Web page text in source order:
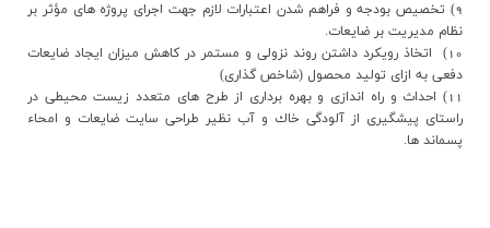
9) تخصيص بودجه و فراهم شدن اعتبارات لازم جهت اجراي پروژه هاي مؤثر بر
نظام مديريت بر ضايعات.
10) اتخاذ رويکرد داشتن روند نزولي و مستمر در كاهش ميزان ايجاد ضايعات
دفعي به ازاي توليد محصول (شاخص گذاري)
11) احداث و راه اندازي و بهره برداري از طرح هاي متعدد زيست محيطي در
راستاي پيشگيري از آلودگي خاك و آب نظير طراحي سايت ضايعات و امحاء
پسماند ها.